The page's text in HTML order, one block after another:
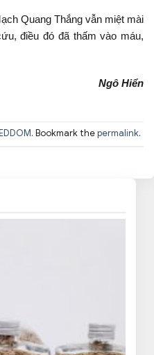
Quang Thắng vẫn miệt mài
điều đó đã thấm vào máu,
Ngô Hiển
. Bookmark thepermalink.